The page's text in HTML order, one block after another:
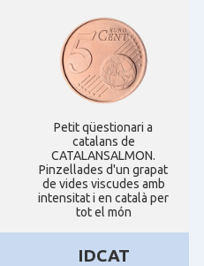
Petit qüestionari a
catalans de
CATALANSALMON.
Pinzellades d'un grapat
de vides viscudes amb
intensitat i en català per
tot el món
IDCAT